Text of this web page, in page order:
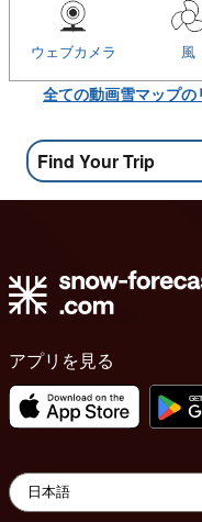
風
ウェブカメラ
全ての動画雪マップの
Find Your Trip
アプリを見る